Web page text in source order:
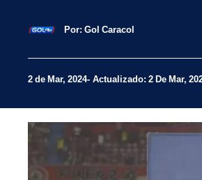
Por: Gol Caracol
2 de Mar, 2024 Actualizado: 2 De Mar,